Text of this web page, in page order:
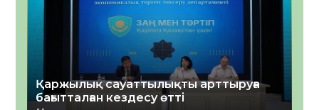
Қаржылық сауаттылықты арттыруға
бағытталған кездесу өтті